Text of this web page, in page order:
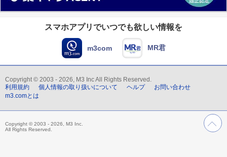
スマホアプリでいつでも欲しい情報を
m3com MR君
Copyright © 2003 - 2026, M3 Inc All Rights Reserved.
利用規約
個人情報の取り扱いについて ヘルプ
お問い合わせ
m3.comとは
Copyright © 2003 - 2026, M3 Inc.
All Rights Reserved.